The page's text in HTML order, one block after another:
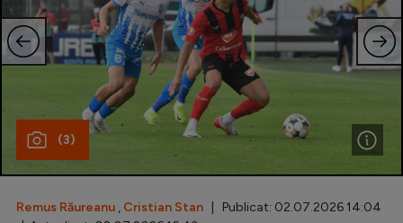
Echipa Națională
U21
Fotbal feminin
Special
Inedit
Clasamente
(3)
Remus Răureanu , Cristian Stan | Publicat: 02.07.2026 14:04